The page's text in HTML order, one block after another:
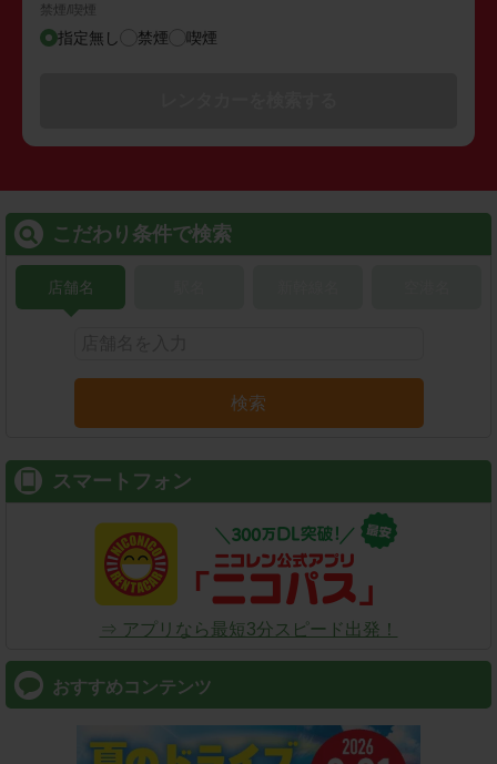
禁煙/喫煙
指定無し 禁煙 喫煙
こだわり条件で検索
店舗名
検索
スマートフォン
⇒ アプリなら最短3分スピード出発！
おすすめコンテンツ